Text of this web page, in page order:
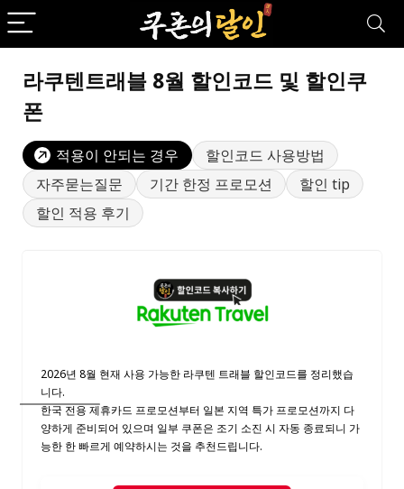
라쿠텐트래블 8월 할인코드 및 할인쿠
폰
적용이 안되는 경우
할인코드 사용방법
자주묻는질문
기간 한정 프로모션
할인 tip
할인 적용 후기
2026년 8월 현재 사용 가능한 라쿠텐 트래블 할인코드를 정리했습
니다.
한국 전용 제휴카드 프로모션부터 일본 지역 특가 프로모션까지 다
양하게 준비되어 있으며 일부 쿠폰은 조기 소진 시 자동 종료되니 가
능한 한 빠르게 예약하시는 것을 추천드립니다.